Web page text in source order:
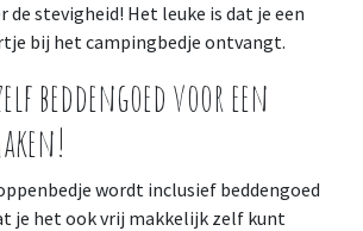
de stevigheid! Het leuke is dat je een
bij het campingbedje ontvangt.
beddengoed voor een
wordt inclusief beddengoed
je het ook vrij makkelijk zelf kunt